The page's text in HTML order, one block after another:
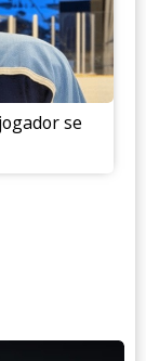
se